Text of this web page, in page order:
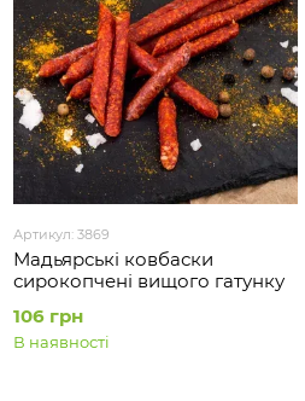
Артикул: 3869
Мадьярські ковбаски
сирокопчені вищого гатунку
106 грн
В наявності